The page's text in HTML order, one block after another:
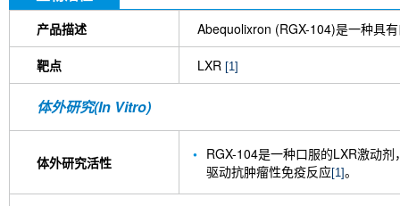
产品描述 Abequolixron (RGX-104)是一种具
靶点 LXR [1]
体外研究(In Vitro)
体外研究活性
RGX-104是一种口服的LXR激动
驱动抗肿瘤性免疫反应[1]。